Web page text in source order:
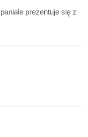
prezentuje się z